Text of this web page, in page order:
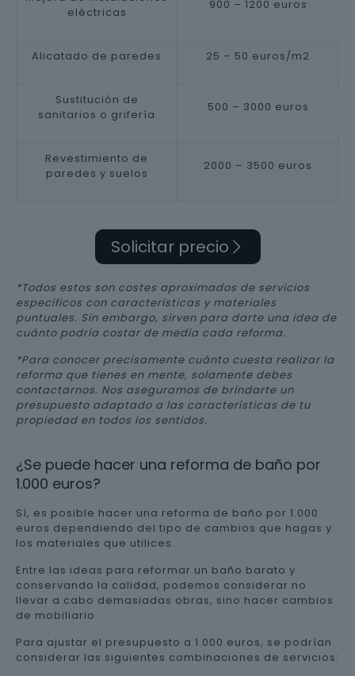
eléctricas
900 – 1200 euros
Alicatado de paredes 25 – 50 euros/m2
Sustitución de
sanitarios o grifería
500 – 3000 euros
Revestimiento de
paredes y suelos
2000 – 3500 euros
Solicitar precio
*Todos estos son costes aproximados de servicios
específicos con características y materiales
puntuales. Sin embargo, sirven para darte una idea de
cuánto podría costar de media cada reforma.
*Para conocer precisamente cuánto cuesta realizar la
reforma que tienes en mente, solamente debes
contactarnos. Nos aseguramos de brindarte un
presupuesto adaptado a las características de tu
propiedad en todos los sentidos.
¿Se puede hacer una reforma de baño por
1.000 euros?
Sí, es posible hacer una reforma de baño por 1.000
euros dependiendo del tipo de cambios que hagas y
los materiales que utilices.
Entre las ideas para reformar un baño barato y
conservando la calidad, podemos considerar no
llevar a cabo demasiadas obras, sino hacer cambios
de mobiliario.
Para ajustar el presupuesto a 1.000 euros, se podrían
considerar las siguientes combinaciones de servicios: